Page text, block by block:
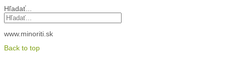
Hľadať...
www.minoriti.sk
Back to top